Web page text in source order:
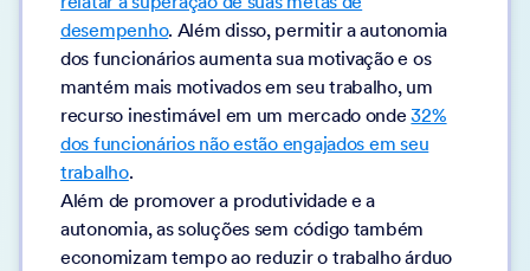
desempenho. Além disso, permitir a autonomia
dos funcionários aumenta sua motivação e os
mantém mais motivados em seu trabalho, um
recurso inestimável em um mercado onde32%
dos funcionários não estão engajados em seu
trabalho.
Além de promover a produtividade e a
autonomia, as soluções sem código também
economizam tempo ao reduzir o trabalho árduo